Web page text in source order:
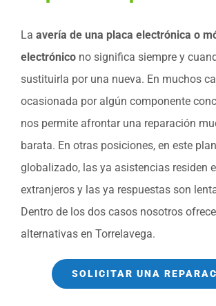
La avería de una placa electrónica o
electrónico no significa siempre y
sustituirla por una nueva. En muchos
ocasionada por algún componente
nos permite afrontar una reparación
barata. En otras posiciones, en este
globalizado, las ya asistencias residen
extranjeros y las ya respuestas son
Dentro de los dos casos nosotros
alternativas en Torrelavega.
SOLICITAR UNA